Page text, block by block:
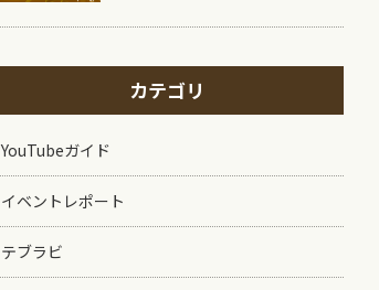
カテゴリ
YouTubeガイド
イベントレポート
テブラビ